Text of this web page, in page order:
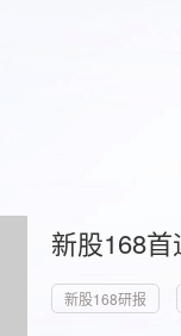
新股168
新股168研报